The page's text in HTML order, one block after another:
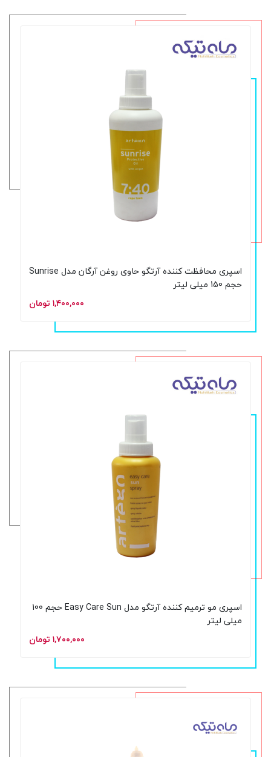
اسپری محافظت کننده آرتگو حاوی روغن آرگان مدل Sunrise
حجم 150 میلی لیتر
۱,۴۰۰,۰۰۰ تومان
اسپری مو ترمیم کننده آرتگو مدل Easy Care Sun حجم 100
میلی لیتر
۱,۷۰۰,۰۰۰ تومان